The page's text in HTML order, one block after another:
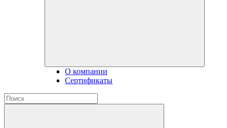
О компании
Сертификаты